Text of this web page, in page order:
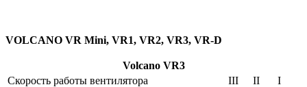
VOLCANO VR Mini, VR1, VR2, VR3, VR-D
Volcano VR3
Скорость работы вентилятора
III II
I